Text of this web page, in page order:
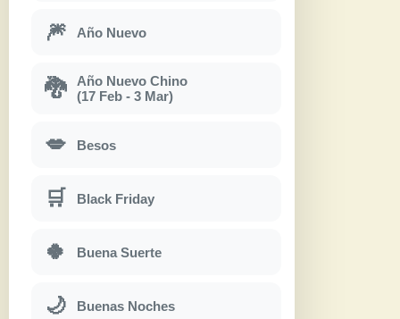
🎆 Año Nuevo
🐉
Año Nuevo Chino
(17 Feb - 3 Mar)
💋 Besos
🛒 Black Friday
🍀 Buena Suerte
🌙 Buenas Noches